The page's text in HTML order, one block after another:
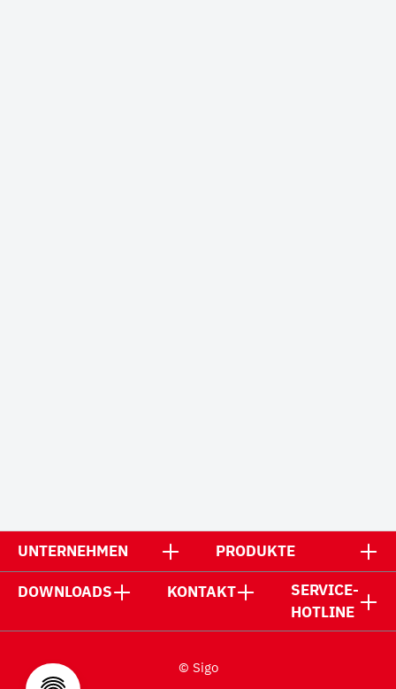
UNTERNEHMEN PRODUKTE
DOWNLOADS KONTAKT
SERVICE-
HOTLINE
© Sigo